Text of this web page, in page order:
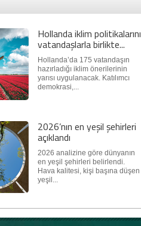
Hollanda iklim politikalarını
vatandaşlarla birlikte...
Hollanda’da 175 vatandaşın
hazırladığı iklim önerilerinin
yarısı uygulanacak. Katılımcı
demokrasi,...
2026’nın en yeşil şehirleri
açıklandı
2026 analizine göre dünyanın
en yeşil şehirleri belirlendi.
Hava kalitesi, kişi başına düşen
yeşil...